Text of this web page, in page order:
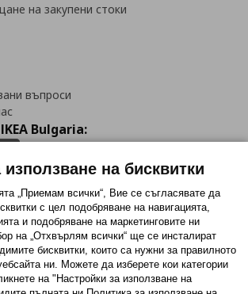
на закупени стоки
въпроси
Bulgaria:
ни:
PinterestInstagram
на бисквитки
„Приемам всички“, Вие се съгласявате да
с цел подобряване на навигацията,
и подобряване на маркетинговите ни
на „Отхвърлям всички“ ще се инсталират
бисквитки, които са нужни за правилното
ни. Можете да изберете кои категории
на "Настройки за използване на